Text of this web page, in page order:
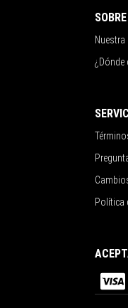
¿Dónde
Política